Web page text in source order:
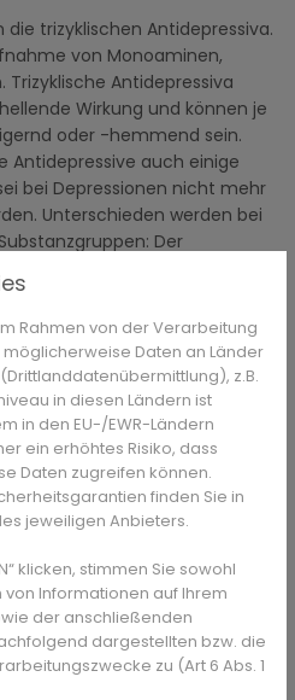
trizyklischen Antidepressiva.
von Monoaminen,
Trizyklische Antidepressiva
Wirkung und können je
oder -hemmend sein.
Antidepressive auch einige
bei Depressionen nicht mehr
Unterschieden werden bei
Der
der Desipramin-Typ und der
Antidepressiva oder
im Allgemeinen?
-Expertinnen aus Ihrer
Hier gelangen Sie zur
und
sind den trizyklischen
Rahmen von der Verarbeitung
Daten an Länder
z.B.
in diesen Ländern ist
in den EU-/EWR-Ländern
ein erhöhtes Risiko, dass
Daten zugreifen können.
finden Sie in
jeweiligen Anbieters.
klicken, stimmen Sie sowohl
Informationen auf Ihrem
der anschließenden
dargestellten bzw. die
zu (Art 6 Abs. 1